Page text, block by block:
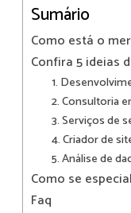
Sumário
Como está o
Confira 5 ideias
1.
2. Consultoria
3. Serviços de
4. Criador de
5. Análise de
Como se
Faq